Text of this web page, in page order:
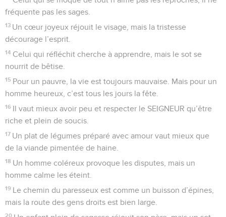
fréquente pas les sages.
13 Un cœur joyeux réjouit le visage, mais la tristesse
décourage l’esprit.
14 Celui qui réfléchit cherche à apprendre, mais le sot se
nourrit de bêtise.
15 Pour un pauvre, la vie est toujours mauvaise. Mais pour un
homme heureux, c’est tous les jours la fête.
16 Il vaut mieux avoir peu et respecter le SEIGNEUR qu’être
riche et plein de soucis.
17 Un plat de légumes préparé avec amour vaut mieux que
de la viande pimentée de haine.
18 Un homme coléreux provoque les disputes, mais un
homme calme les éteint.
19 Le chemin du paresseux est comme un buisson d’épines,
mais la route des gens droits est bien large.
20